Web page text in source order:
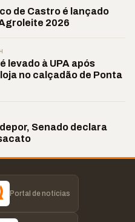
de Castro é lançado
2026
levado à UPA após
no calçadão de Ponta
Senado declara
Portal de notícias